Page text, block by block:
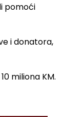
pomoći
i donatora,
miliona KM.